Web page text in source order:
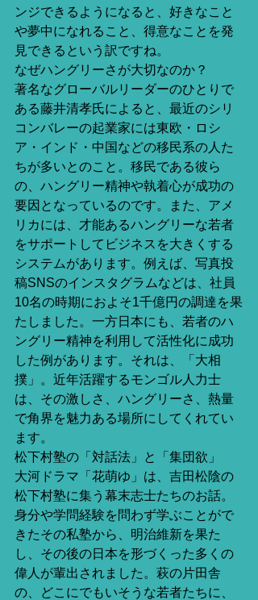
ンジできるようになると、好きなこと
や夢中になれること、得意なことを発
見できるという訳ですね。
なぜハングリーさが大切なのか？
著名なグローバルリーダーのひとりで
ある藤井清孝氏によると、最近のシリ
コンバレーの起業家には東欧・ロシ
ア・インド・中国などの移民系の人た
ちが多いとのこと。移民である彼ら
の、ハングリー精神や執着心が成功の
要因となっているのです。また、アメ
リカには、才能あるハングリーな若者
をサポートしてビジネスを大きくする
システムがあります。例えば、写真投
稿SNSのインスタグラムなどは、社員
10名の時期におよそ1千億円の調達を果
たしました。一方日本にも、若者のハ
ングリー精神を利用して活性化に成功
した例があります。それは、「大相
撲」。近年活躍するモンゴル人力士
は、その激しさ、ハングリーさ、熱量
で角界を魅力ある場所にしてくれてい
ます。
松下村塾の「対話法」と「集団欲」
大河ドラマ「花萌ゆ」は、吉田松陰の
松下村塾に集う幕末志士たちのお話。
身分や学問経験を問わず学ぶことがで
きたその私塾から、明治維新を果た
し、その後の日本を形づくった多くの
偉人が輩出されました。萩の片田舎
の、どこにでもいそうな若者たちに、